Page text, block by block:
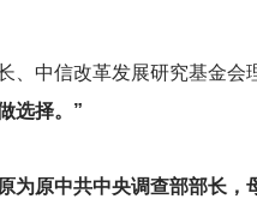
、中信改革发展研究基金会
选择。”
为原中共中央调查部部长，